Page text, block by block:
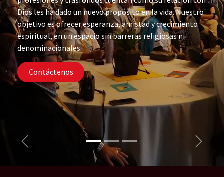
Dios les ha dado un nuevo propósito en la vida. Nuestro
objetivo es ofrecer esperanza, amistad y crecimiento
espiritual, en un espacio sin barreras religiosas ni
denominacionales.
Contáctenos
Anterior